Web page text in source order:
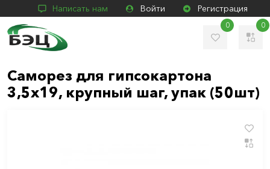
Написать нам Войти Регистрация
0 0
Саморез для гипсокартона
3,5х19, крупный шаг, упак (50шт)